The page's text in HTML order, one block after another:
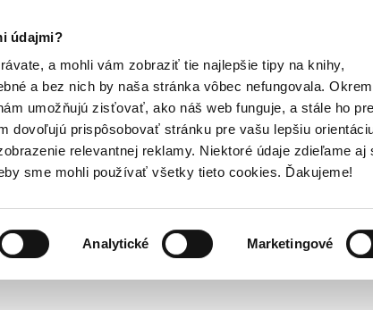
údajmi?
a mohli vám zobraziť tie najlepšie tipy na knihy,
a bez nich by naša stránka vôbec nefungovala. Okrem
umožňujú zisťovať, ako náš web funguje, a stále ho pre
dovoľujú prispôsobovať stránku pre vašu lepšiu
relevantnej reklamy. Niektoré údaje zdieľame aj
sme mohli používať všetky tieto cookies. Ďakujeme!
Analytické Marketingové